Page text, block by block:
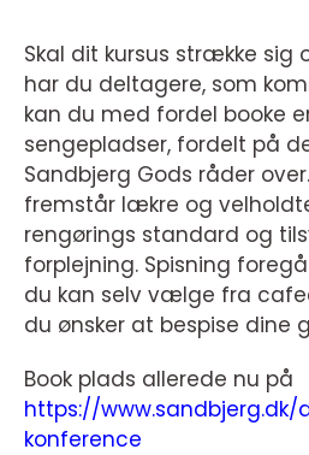
Skal dit kursus strække sig
har du deltagere, som
kan du med fordel booke
sengepladser, fordelt på
Sandbjerg Gods råder
fremstår lækre og
rengørings standard og
forplejning. Spisning
du kan selv vælge fra
du ønsker at bespise dine
Book plads allerede nu på
https://www.sandbjerg.dk/
konference